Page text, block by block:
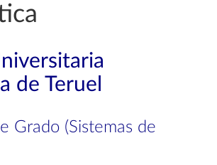
de Teruel
Grado (Sistemas de